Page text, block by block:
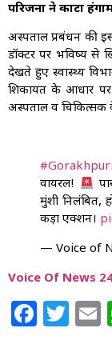
परिजनों ने काटा
अस्पताल प्रबंधन की
डॉक्टर पर भविष्य से
देखते हुए स्वास्थ्य
शिकायत के आधार
अस्पताल व चिकित्सक
#Gorakhpur
वायरल!
मुंशी निलंबित,
कड़ा एक्शन।
— Voice of
Voice Of News